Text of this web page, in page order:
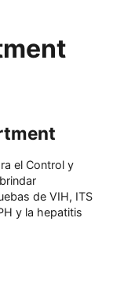
el Control y
de VIH, ITS
y la hepatitis